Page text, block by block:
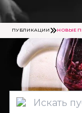
ПУБЛИКАЦИИ НОВЫЕ